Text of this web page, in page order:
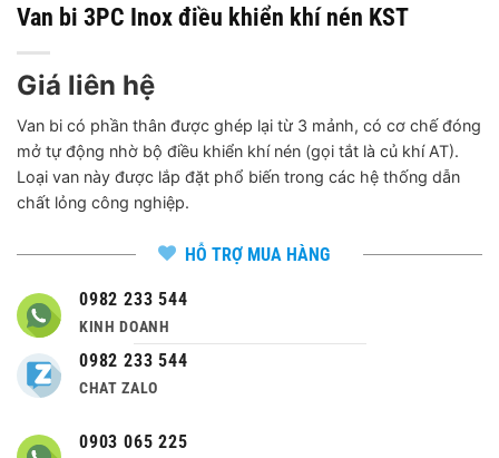
Van bi 3PC Inox điều khiển khí nén KST
Giá liên hệ
Van bi có phần thân được ghép lại từ 3 mảnh, có cơ chế đóng
mở tự động nhờ bộ điều khiển khí nén (gọi tắt là củ khí AT).
Loại van này được lắp đặt phổ biến trong các hệ thống dẫn
chất lỏng công nghiệp.
HỖ TRỢ MUA HÀNG
0982 233 544
KINH DOANH
0982 233 544
CHAT ZALO
0903 065 225